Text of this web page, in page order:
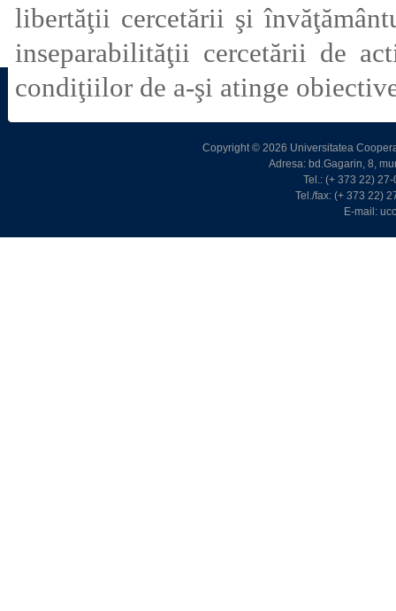
libertăţii cercetării şi
inseparabilităţii cercetării de
condiţiilor de a-şi atinge
Copyright © 2026 Universitatea
Adresa: bd.Gagarin, 8,
Tel.: (+ 373 22)
Tel./fax: (+ 373 22)
E-mail: